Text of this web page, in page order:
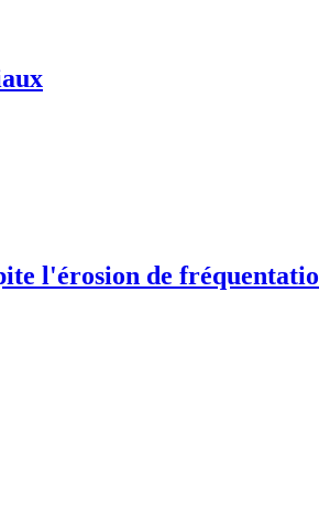
l'érosion de